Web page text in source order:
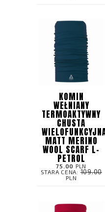
KOMIN
WEŁNIANY
TERMOAKTYWNY
CHUSTA
MATT MERINO
WOOL SCARF L-
PETROL
75.00 PLN
STARA CENA:109.00
PLN